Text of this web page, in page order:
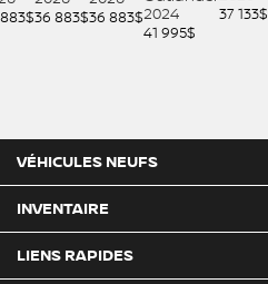
$36 883$36 883$2024
41 995$
37 133$
VÉHICULES NEUFS
INVENTAIRE
LIENS RAPIDES